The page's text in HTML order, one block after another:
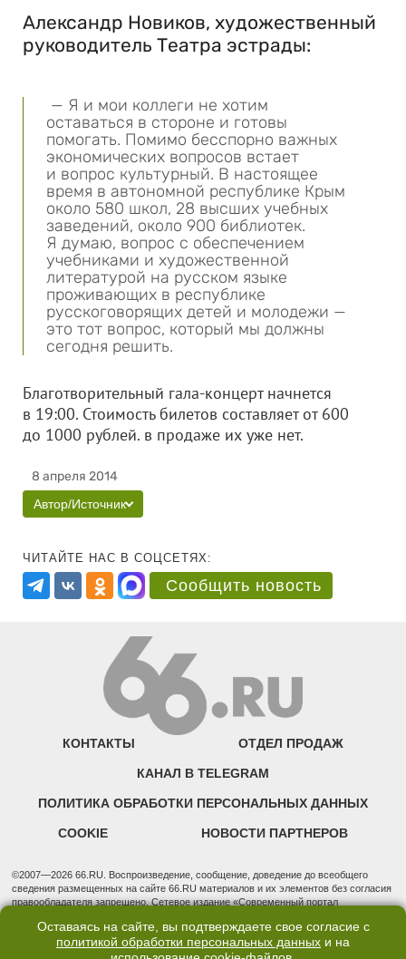
Александр Новиков, художественный
руководитель Театра эстрады:
— Я и мои коллеги не хотим
оставаться в стороне и готовы
помогать. Помимо бесспорно важных
экономических вопросов встает
и вопрос культурный. В настоящее
время в автономной республике Крым
около 580 школ, 28 высших учебных
заведений, около 900 библиотек.
Я думаю, вопрос с обеспечением
учебниками и художественной
литературой на русском языке
проживающих в республике
русскоговорящих детей и молодежи —
это тот вопрос, который мы должны
сегодня решить.
Благотворительный гала-концерт начнется
в 19:00. Стоимость билетов составляет от 600
до 1000 рублей. в продаже их уже нет.
8 апреля 2014
Автор/Источник
ЧИТАЙТЕ НАС В СОЦСЕТЯХ:
Сообщить новость
КОНТАКТЫ ОТДЕЛ ПРОДАЖ
КАНАЛ В TELEGRAM
ПОЛИТИКА ОБРАБОТКИ ПЕРСОНАЛЬНЫХ ДАННЫХ
COOKIE НОВОСТИ ПАРТНЕРОВ
©2007—2026 66.RU. Воспроизведение, сообщение, доведение до всеобщего
сведения размещенных на сайте 66.RU материалов и их элементов без согласия
правообладателя запрещено. Сетевое издание «Современный портал
надзору в сфере связи, информационных технологий и массовых коммуникаций
(Роскомнадзор). Регистрационный номер ЭЛ № ФС 77 - 76634 от 02.09.2019
Учредитель: Общество с ограниченной ответственностью "66.ру". Юридический
Оставаясь на сайте, вы подтверждаете свое согласие с
политикой обработки персональных данных и на